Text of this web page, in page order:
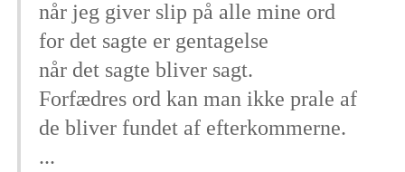
når jeg giver slip på alle mine ord
for det sagte er gentagelse
når det sagte bliver sagt.
Forfædres ord kan man ikke prale af
de bliver fundet af efterkommerne.
...